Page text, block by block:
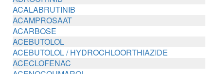
ACALABRUTINIB
ACAMPROSAAT
ACARBOSE
ACEBUTOLOL
ACEBUTOLOL / HYDROCHLOORTHIAZIDE
ACECLOFENAC